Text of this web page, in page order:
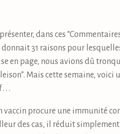
dans ces
31 raisons pour
en page, nous avions dû
Mais cette semaine, voici
. .
vaccin procure une immunité
des cas, il réduit